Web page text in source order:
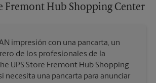
Fremont Hub Shopping Center
impresión con una pancarta, un
de los profesionales de la
UPS Store Fremont Hub Shopping
necesita una pancarta para anunciar